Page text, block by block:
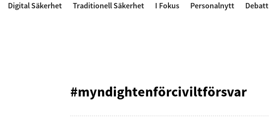
Digital Säkerhet Traditionell Säkerhet I Fokus Personalnytt Debatt
#myndightenförciviltförsvar